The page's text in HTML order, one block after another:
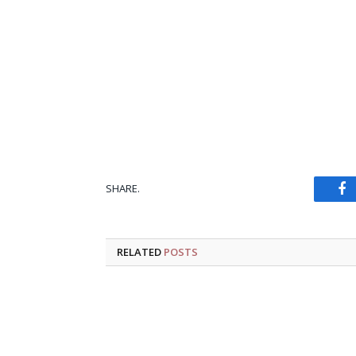
SHARE.
RELATED POSTS